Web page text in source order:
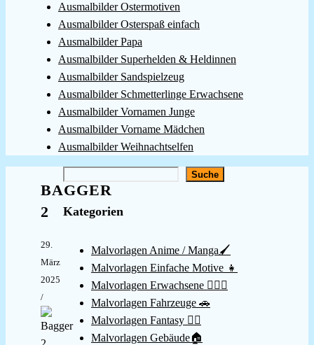
Ausmalbilder Ostermotiven
Ausmalbilder Osterspaß einfach
Ausmalbilder Papa
Ausmalbilder Superhelden & Heldinnen
Ausmalbilder Sandspielzeug
Ausmalbilder Schmetterlinge Erwachsene
Ausmalbilder Vornamen Junge
Ausmalbilder Vorname Mädchen
Ausmalbilder Weihnachtselfen
BAGGER
2
29.
März
2025
/
Suche
Kategorien
Malvorlagen Anime / Manga🖌️
Malvorlagen Einfache Motive 👧
Malvorlagen Erwachsene 👱🏻‍♀️
Malvorlagen Fahrzeuge 🚗
Malvorlagen Fantasy 🧚‍♀️
Malvorlagen Gebäude🏠